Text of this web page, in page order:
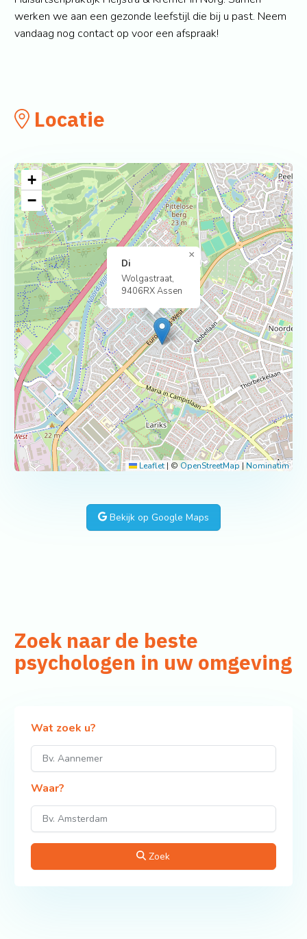
werken we aan een gezonde leefstijl die bij u past. Neem
vandaag nog contact op voor een afspraak!
Locatie
Di
Wolgastraat,
9406RX Assen
×
+
−
Leaflet | © OpenStreetMap | Nominatim
Bekijk op Google Maps
Zoek naar de beste
psychologen in uw omgeving
Wat zoek u?
Waar?
Zoek